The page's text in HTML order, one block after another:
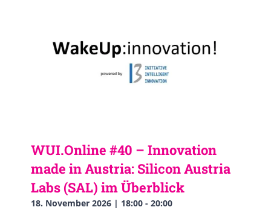
WUI.Online #40 – Innovation
made in Austria: Silicon Austria
Labs (SAL) im Überblick
18. November 2026 | 18:00 - 20:00